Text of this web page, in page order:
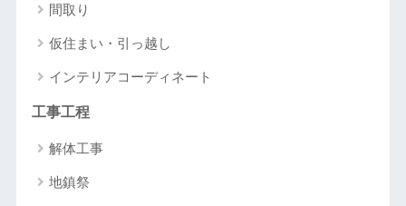
間取り
仮住まい・引っ越し
インテリアコーディネート
工事工程
解体工事
地鎮祭